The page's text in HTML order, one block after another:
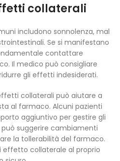
collaterali
includono sonnolenza, mal
Se si manifestano
contattare
Il medico può consigliare
gli effetti indesiderati.
collaterali può aiutare a
al farmaco. Alcuni pazienti
aggiuntivo per gestire gli
suggerire cambiamenti
la tollerabilità del farmaco.
effetto collaterale al proprio